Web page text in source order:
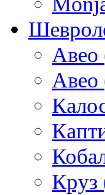
Авео
Авео
Круз